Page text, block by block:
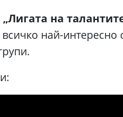
„Лигата на
най-интересно